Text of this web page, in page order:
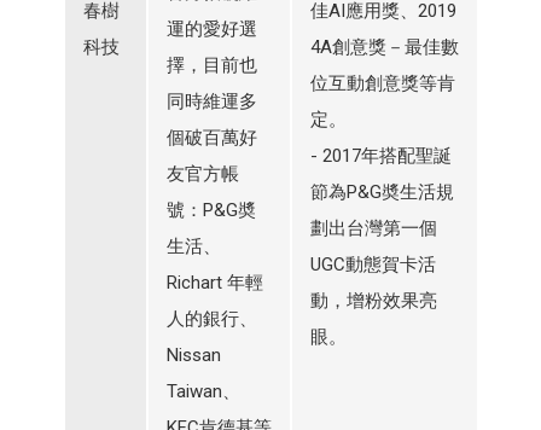
春樹
科技
運的愛好選
擇，目前也
同時維運多
個破百萬好
友官方帳
號：P&G奬
生活、
Richart 年輕
人的銀行、
Nissan
Taiwan、
佳AI應用獎、2019
4A創意獎－最佳數
位互動創意獎等肯
定。
- 2017年搭配聖誕
節為P&G奬生活規
劃出台灣第一個
UGC動態賀卡活
動，增粉效果亮
眼。